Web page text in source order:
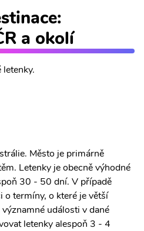
a okolí
letenky.
Město je primárně
Letenky je obecně výhodné
30 - 50 dní. V případě
termíny, o které je větší
události v dané
letenky alespoň 3 - 4